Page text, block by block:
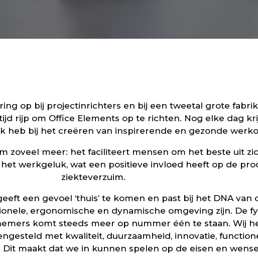
op bij projectinrichters en bij een tweetal grote
rijp om Office Elements op te richten. Nog elke dag
heb bij het creëren van inspirerende en gezonde
zoveel meer: het faciliteert mensen om het beste uit
werkgeluk, wat een positieve invloed heeft op de
ziekteverzuim.
een gevoel ‘thuis’ te komen en past bij het DNA van
ergonomische en dynamische omgeving zijn. De
komt steeds meer op nummer één te staan. Wij
met kwaliteit, duurzaamheid, innovatie,
maakt dat we in kunnen spelen op de eisen en